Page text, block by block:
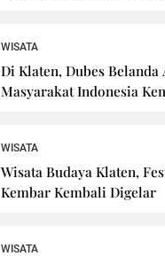
WISATA
Di Klaten, Dubes Belanda
Masyarakat Indonesia
WISATA
Wisata Budaya Klaten,
Kembar Kembali Digelar
WISATA